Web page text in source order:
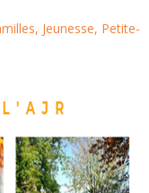
Jeunesse, Petite-